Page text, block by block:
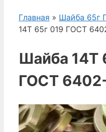
Главная » Шайба 65г
14Т 65г 019 ГОСТ
Шайба 14Т
ГОСТ